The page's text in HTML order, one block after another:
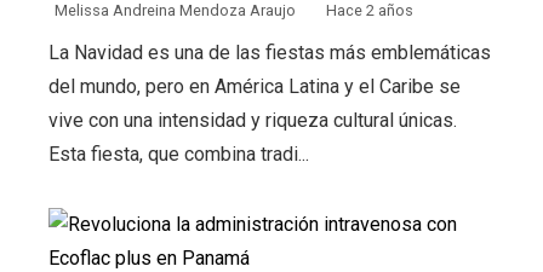
Melissa Andreina Mendoza Araujo Hace 2 años
La Navidad es una de las fiestas más emblemáticas
del mundo, pero en América Latina y el Caribe se
vive con una intensidad y riqueza cultural únicas.
Esta fiesta, que combina tradi...